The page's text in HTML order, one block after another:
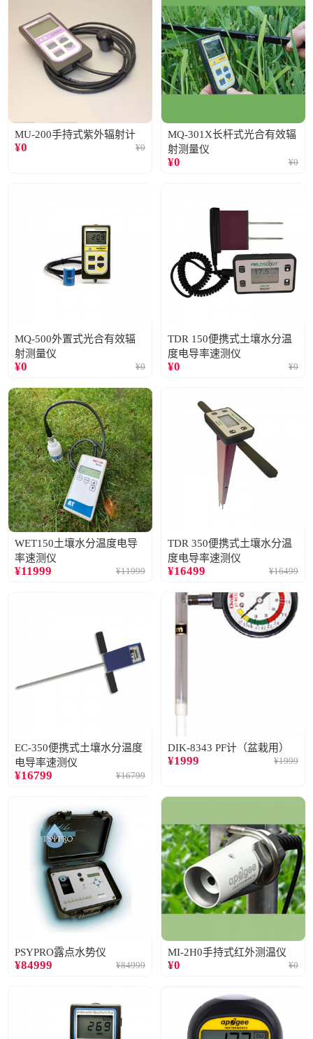
MU-200手持式紫外辐射计
¥0 ¥0
MQ-301X长杆式光合有效辐
射测量仪
¥0 ¥0
MQ-500外置式光合有效辐
射测量仪
¥0 ¥0
TDR 150便携式土壤水分温
度电导率速测仪
¥0 ¥0
WET150土壤水分温度电导
率速测仪
¥11999 ¥11999
TDR 350便携式土壤水分温
度电导率速测仪
¥16499 ¥16499
EC-350便携式土壤水分温度
电导率速测仪
¥16799 ¥16799
DIK-8343 PF计（盆栽用）
¥1999 ¥1999
PSYPRO露点水势仪
¥84999 ¥84999
MI-2H0手持式红外测温仪
¥0 ¥0